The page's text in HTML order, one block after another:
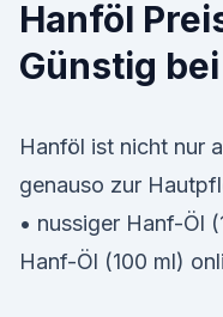
Hanföl
Günstig
Hanföl ist nicht nur
genauso zur
• nussiger Hanf-Öl
Hanf-Öl (100 ml)